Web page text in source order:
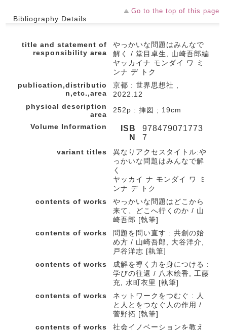
Go to the top of this page
Bibliography Details
title and statement of
responsibility area
やっかいな問題はみんなで
解く / 堂目卓生, 山崎吾郎編
ヤッカイナ モンダイ ワ ミ
ンナ デ トク
publication,distributio
n,etc.,area
京都 : 世界思想社 ,
2022.12
physical description
area
252p : 挿図 ; 19cm
Volume Information
ISB
N
978479071773
7
variant titles
異なりアクセスタイトル:や
っかいな問題はみんなで解
く
ヤッカイ ナ モンダイ ワ ミ
ンナ デ トク
contents of works
やっかいな問題はどこから
来て、どこへ行くのか / 山
崎吾郎 [執筆]
contents of works
問題を問い直す : 共創の始
め方 / 山崎吾郎, 大谷洋介,
戸谷洋志 [執筆]
contents of works
成解を導く力を身につける :
学びの往還 / 八木絵香, 工藤
充, 水町衣里 [執筆]
contents of works
ネットワークをつむぐ : 人
と人とをつなぐ人の作用 /
菅野拓 [執筆]
contents of works
社会イノベーションを教え